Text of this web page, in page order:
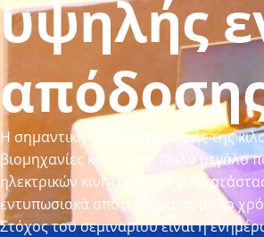
υψηλής
Η σημαντική αύξηση της τιμής της
βιομηχανίες και κτίρια. Πολύ
ηλεκτρικών κινητήρων. Η
εντυπωσιακά αποτελέσματα, με το
Στόχος του σεμιναρίου είναι η